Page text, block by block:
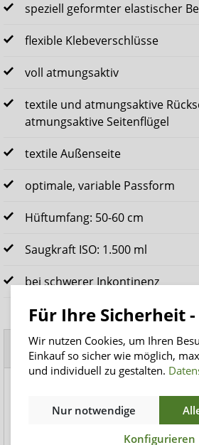
speziell geformter elastischer
flexible Klebeverschlüsse
voll atmungsaktiv
textile und atmungsaktive
atmungsaktive Seitenflügel
textile Außenseite
optimale, variable Passform
Hüftumfang: 50-60 cm
Saugkraft ISO: 1.500 ml
bei schwerer Inkontinenz
Beliebte Produkte
Für Ihre Sicherheit -
Wir nutzen Cookies, um Ihren
Einkauf so sicher wie möglich,
und individuell zu gestalten.
Nur notwendige
Konfigurieren